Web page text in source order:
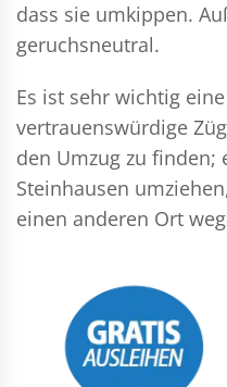
dass sie umkippen.
geruchsneutral.
Es ist sehr wichtig
vertrauenswürdige
den Umzug zu finden;
Steinhausen
einen anderen Ort